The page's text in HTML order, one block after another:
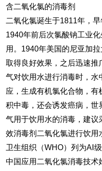
含二氧化氯的消毒剂
二氧化氯诞生于1811年，
1940年前后次氯酸钠工业
用。1940年美国的尼亚加
取得良好效果，之后迅速
气对饮用水进行消毒时，水
应，生成有机氯化合物，
积中毒，还会诱发癌病，
气用于饮用水的消毒，建议
效消毒剂二氧化氯进行饮用
卫生组织（WHO）列为AⅠ级
中国应用二氧化氯消毒技